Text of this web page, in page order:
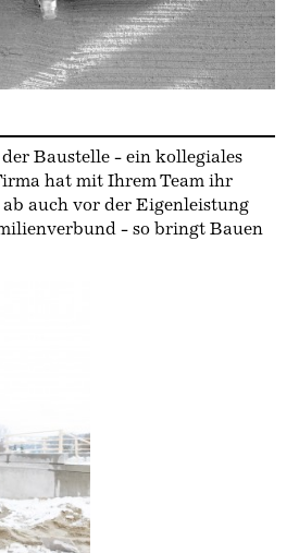
Baustelle - ein kollegiales
hat mit Ihrem Team ihr
ab auch vor der Eigenleistung
- so bringt Bauen